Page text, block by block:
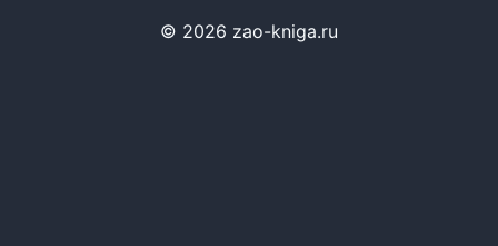
© 2026 zao-kniga.ru